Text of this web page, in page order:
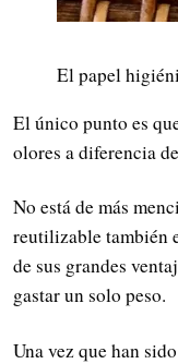
El papel
El único punto es
olores a diferencia
No está de más
reutilizable también
de sus grandes
gastar un solo peso.
Una vez que han